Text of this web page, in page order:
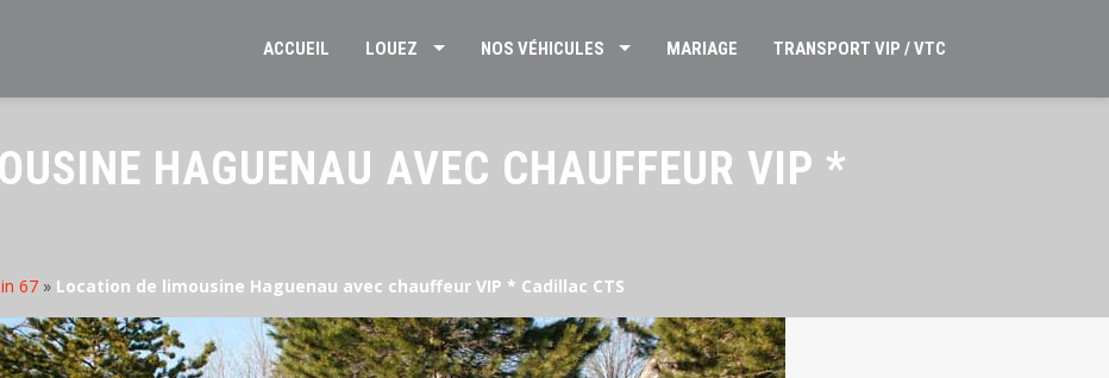
ACCUEIL LOUEZ NOS VÉHICULES MARIAGE TRANSPORT VIP / VTC
HAGUENAU AVEC CHAUFFEUR VIP *
67 » Location de limousine Haguenau avec chauffeur VIP * Cadillac CTS